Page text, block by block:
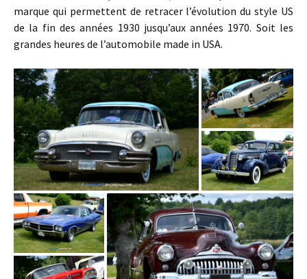
marque qui permettent de retracer l’évolution du style US
de la fin des années 1930 jusqu’aux années 1970. Soit les
grandes heures de l’automobile made in USA.